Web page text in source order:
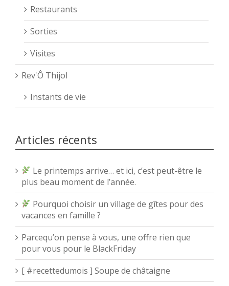
Restaurants
Sorties
Visites
Rev'Ô Thijol
Instants de vie
Articles récents
Le printemps arrive… et ici, c’est peut-être le
plus beau moment de l’année.
Pourquoi choisir un village de gîtes pour des
vacances en famille ?
Parcequ’on pense à vous, une offre rien que
pour vous pour le BlackFriday
[ #recettedumois ] Soupe de châtaigne